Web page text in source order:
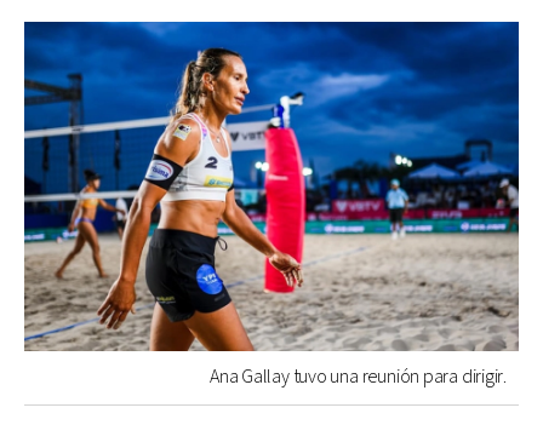
Ana Gallay tuvo una reunión para dirigir.